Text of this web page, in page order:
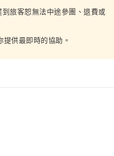
旅客恕無法中途參團、退費或
供最即時的協助。